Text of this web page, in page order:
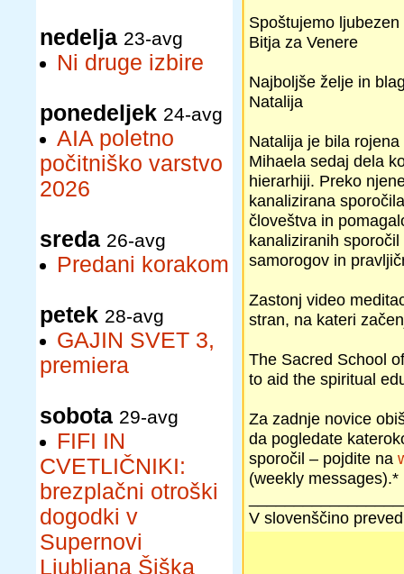
nedelja 23-avg
Ni druge izbire
ponedeljek 24-avg
AIA poletno
počitniško varstvo
2026
sreda 26-avg
Predani korakom
petek 28-avg
GAJIN SVET 3,
premiera
sobota 29-avg
FIFI IN
CVETLIČNIKI:
brezplačni otroški
dogodki v
Supernovi
Ljubljana Šiška
Spoštujemo
Bitja za Venere
Najboljše želje in
Natalija
Natalija je bila
Mihaela sedaj dela
hierarhiji. Preko
kanalizirana
človeštva in
kanaliziranih
samorogov in
Zastonj video
stran, na kateri
The Sacred School
to aid the spiritual
Za zadnje novice
da pogledate
sporočil – pojdite na
(weekly messages).*
V slovenščino